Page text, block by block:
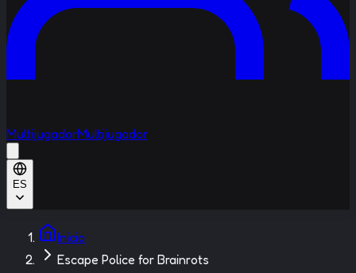
MultijugadorMultijugador
ES
Inicio
Escape Police for Brainrots